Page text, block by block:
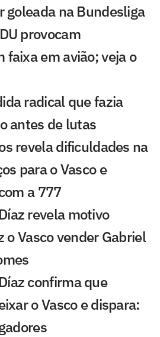
goleada na Bundesliga
provocam
faixa em avião; veja o
radical que fazia
antes de lutas
revela dificuldades na
para o Vasco e
a 777
revela motivo
o Vasco vender Gabriel
confirma que
o Vasco e dispara: